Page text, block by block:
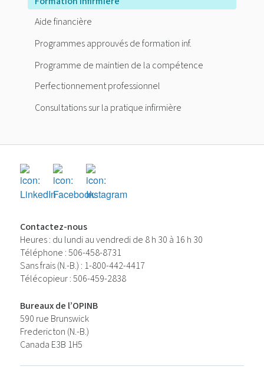
Aide financière
Programmes approuvés de formation inf.
Programme de maintien de la compétence
Perfectionnement professionnel
Consultations sur la pratique infirmière
Contactez-nous
Heures : du lundi au vendredi de 8 h 30 à 16 h 30
Téléphone : 506-458-8731
Sans frais (N.-B.) : 1-800-442-4417
Télécopieur : 506-459-2838
Bureaux de l’OPINB
590 rue Brunswick
Fredericton (N.-B.)
Canada E3B 1H5